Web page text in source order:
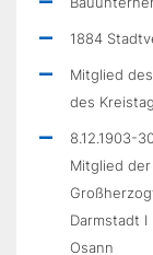
1884
Mitglied
des
8.12.1903-
Mitglied
Darmstadt
Osann